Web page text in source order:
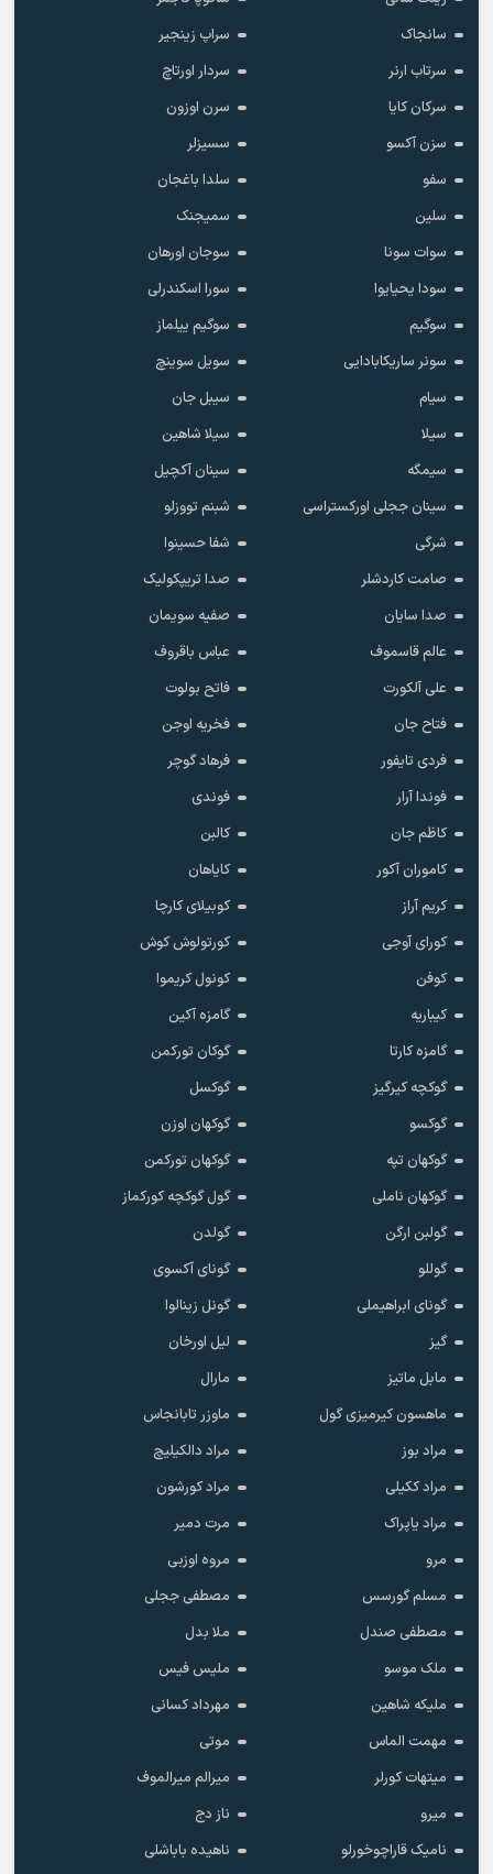
سانجاک
سراپ زینجیر
سرتاب ارنر
سردار اورتاچ
سرکان کایا
سرن اوزون
سزن آکسو
سسیزلر
سفو
سلدا باغجان
سلین
سمیجنک
سوات سونا
سوجان اورهان
سودا یحیایوا
سورا اسکندرلی
سوگیم
سوگیم ییلماز
سونر ساریکابادایی
سویل سوینچ
سیام
سیبل جان
سیلا
سیلا شاهین
سیمگه
سینان آکچیل
سینان ججلی اورکستراسی
شبنم تووزلو
شرگی
شفا حسینوا
صامت کاردشلر
صدا تریپکولیک
صدا سایان
صفیه سویمان
عالم قاسموف
عباس باقروف
علی آلکورت
فاتح بولوت
فتاح جان
فخریه اوجن
فردی تایفور
فرهاد گوچر
فوندا آرار
فوندی
کاظم جان
کالبن
کاموران آکور
کایاهان
کریم آراز
کوبیلای کارچا
کورای آوجی
کورتولوش کوش
کوفن
کونول کریموا
کیباریه
گامزه آکین
گامزه کارتا
گوکان تورکمن
گوکچه کیرگیز
گوکسل
گوکسو
گوکهان اوزن
گوکهان تپه
گوکهان تورکمن
گوکهان ناملی
گول گوکچه کورکماز
گولبن ارگن
گولدن
گوللو
گونای آکسوی
گونای ابراهیملی
گونل زینالوا
گیز
لیل اورخان
مابل ماتیز
مارال
ماهسون کیرمیزی گول
ماوزر تابانجاس
مراد بوز
مراد دالکیلیچ
مراد ککیلی
مراد کورشون
مراد یاپراک
مرت دمیر
مرو
مروه اوزبی
مسلم گورسس
مصطفی ججلی
مصطفی صندل
ملا بدل
ملک موسو
ملیس فیس
ملیکه شاهین
مهرداد کسانی
مهمت الماس
موتی
میتهات کورلر
میرالم میرالموف
میرو
ناز دج
نامیک قاراچوخورلو
ناهیده باباشلی